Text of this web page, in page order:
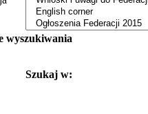
wyszukiwania
Szukaj w: